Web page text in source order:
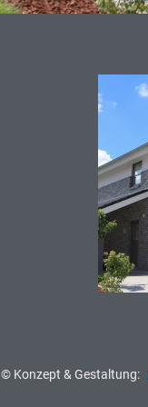
© Konzept & Gestaltung: